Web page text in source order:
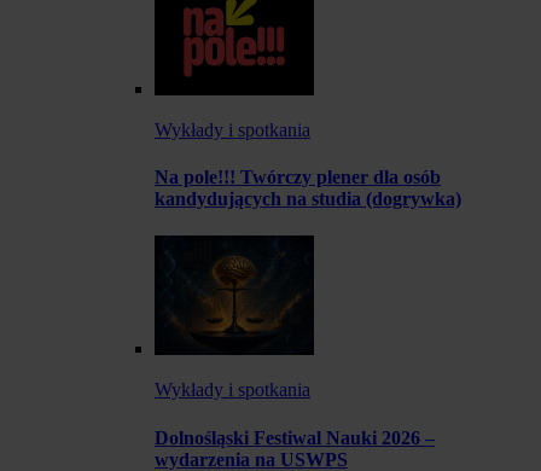
Wykłady i spotkania
Na pole!!! Twórczy plener dla osób
kandydujących na studia (dogrywka)
Wykłady i spotkania
Dolnośląski Festiwal Nauki 2026 –
wydarzenia na USWPS